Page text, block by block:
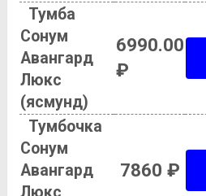
Тумба
Сонум
Авангард
Люкс
(ясмунд)
6990.00
₽
Тумбочка
Сонум
Авангард
7860 ₽